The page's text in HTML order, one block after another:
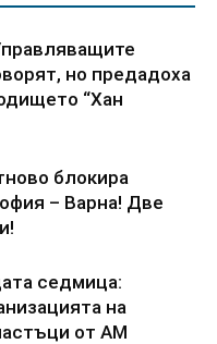
но предадоха
“Хан
блокира
– Варна! Две
седмица:
на
от АМ